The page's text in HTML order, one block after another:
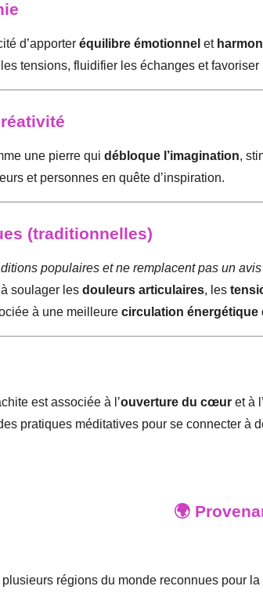
d’apporter équilibre émotionnel et
tensions, fluidifier les échanges et
une pierre qui débloque l’imagination,
et personnes en quête d’inspiration.
(traditionnelles)
populaires et ne remplacent pas un
soulager les douleurs articulaires, les
à une meilleure circulation énergétique
est associée à l’ouverture du cœur et à
pratiques méditatives pour se connecter à
🌍
régions du monde reconnues pour